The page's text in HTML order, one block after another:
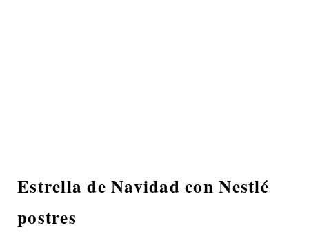
Estrella de Navidad con Nestlé
postres